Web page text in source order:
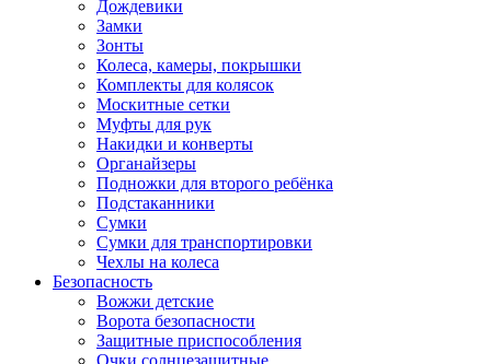
Дождевики
Замки
Зонты
Колеса, камеры, покрышки
Комплекты для колясок
Москитные сетки
Муфты для рук
Накидки и конверты
Органайзеры
Подножки для второго ребёнка
Подстаканники
Сумки
Сумки для транспортировки
Чехлы на колеса
Безопасность
Вожжи детские
Ворота безопасности
Защитные приспособления
Очки солнцезащитные